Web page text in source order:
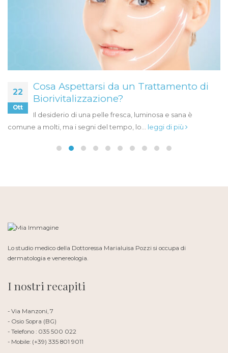
22
Ott
Cosa Aspettarsi da un Trattamento di
Biorivitalizzazione?
Il desiderio di una pelle fresca, luminosa e sana è
comune a molti, ma i segni del tempo, lo... leggi di più
Lo studio medico della Dottoressa Marialuisa Pozzi si occupa di
dermatologia e venereologia.
I nostri recapiti
- Via Manzoni, 7
- Osio Sopra (BG)
- Telefono : 035 500 022
- Mobile: (+39) 335 801 9011